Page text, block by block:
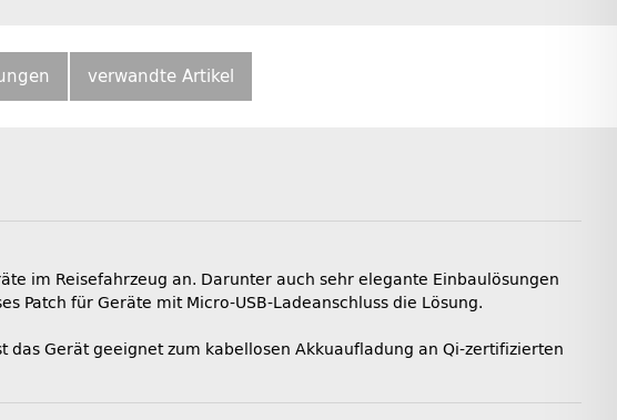
verwandte Artikel
im Reisefahrzeug an. Darunter auch sehr elegante Einbaulösungen
Patch für Geräte mit Micro-USB-Ladeanschluss die Lösung.
Gerät geeignet zum kabellosen Akkuaufladung an Qi-zertifizierten